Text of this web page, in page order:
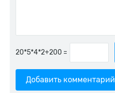
=
Добавить комментарий